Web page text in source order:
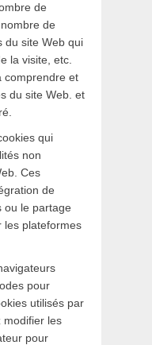
de
de
du site Web qui
la visite, etc.
comprendre et
du site Web. et
qui
non
Ces
de
ou le partage
les plateformes
pour
utilisés par
modifier les
pour